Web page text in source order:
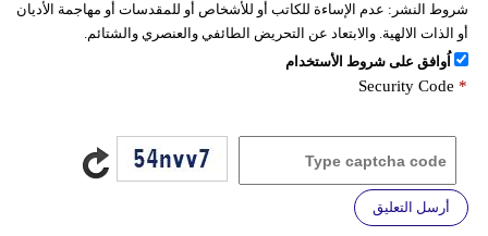
شروط النشر: عدم الإساءة للكاتب أو للأشخاص أو للمقدسات أو مهاجمة الأديان
أو الذات الالهية. والابتعاد عن التحريض الطائفي والعنصري والشتائم.
اُوافق على شروط الأستخدام
Security Code *
أرسل التعليق